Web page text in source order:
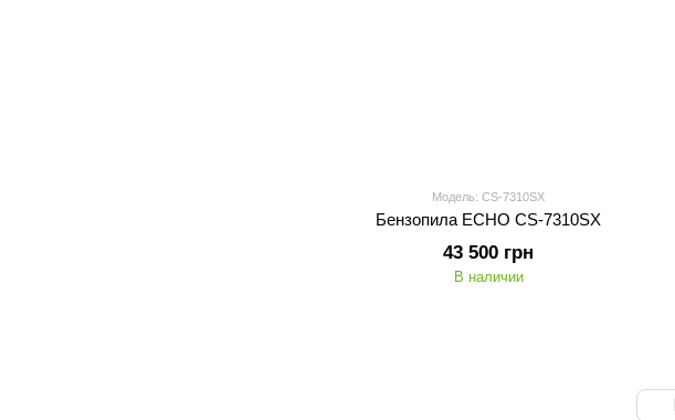
Модель: CS-7310SX
Бензопила ECHO CS-7310SX
43 500 грн
В наличии